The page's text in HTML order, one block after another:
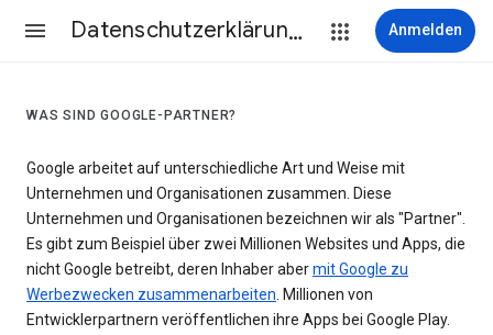
Datenschutzerklärung & Nutzungsbedingungen Anmelden
WAS SIND GOOGLE-PARTNER?
Google arbeitet auf unterschiedliche Art und Weise mit
Unternehmen und Organisationen zusammen. Diese
Unternehmen und Organisationen bezeichnen wir als "Partner".
Es gibt zum Beispiel über zwei Millionen Websites und Apps, die
nicht Google betreibt, deren Inhaber abermit Google zu
Werbezwecken zusammenarbeiten. Millionen von
Entwicklerpartnern veröffentlichen ihre Apps bei Google Play.